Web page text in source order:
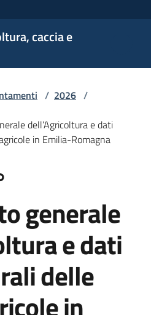
caccia e
/ 2026 /
dell’Agricoltura e dati
in Emilia-Romagna
generale
e dati
delle